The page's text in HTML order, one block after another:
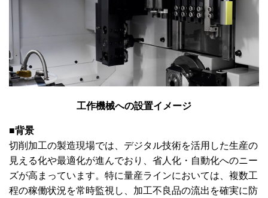
工作機械への設置イメージ
■背景
切削加工の製造現場では、デジタル技術を活用した生産の
見える化や最適化が進んでおり、省人化・自動化へのニー
ズが高まっています。特に量産ラインにおいては、複数工
程の稼働状況を常時監視し、加工不良品の流出を確実に防